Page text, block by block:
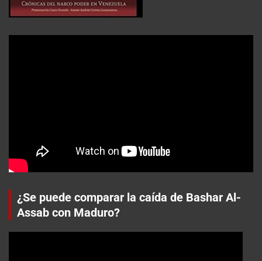
¿Se puede comparar la caída de Bashar Al-
Assab con Maduro?